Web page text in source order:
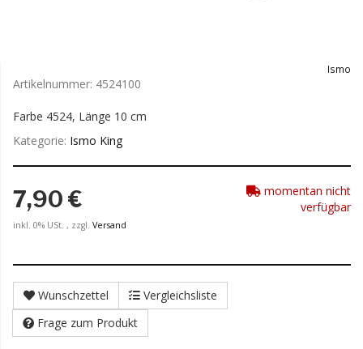
Ismo
Artikelnummer: 4524100
Farbe 4524, Länge 10 cm
Kategorie: Ismo King
7,90 €
inkl. 0% USt. , zzgl. Versand
momentan nicht
verfügbar
Wunschzettel
Vergleichsliste
Frage zum Produkt